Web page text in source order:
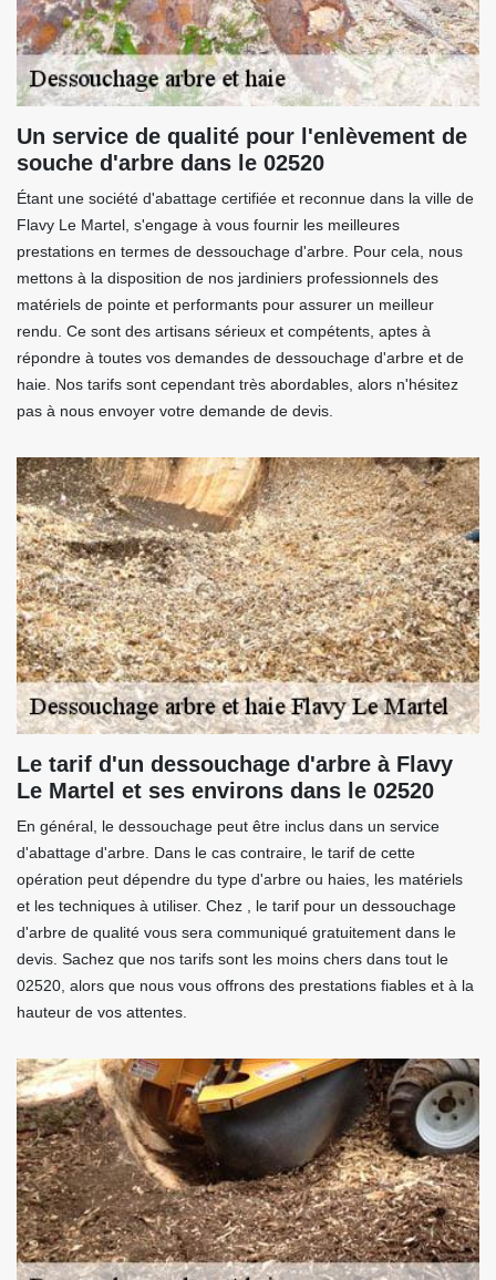
Un service de qualité pour l'enlèvement de
souche d'arbre dans le 02520
Étant une société d'abattage certifiée et reconnue dans la ville de
Flavy Le Martel, s'engage à vous fournir les meilleures
prestations en termes de dessouchage d'arbre. Pour cela, nous
mettons à la disposition de nos jardiniers professionnels des
matériels de pointe et performants pour assurer un meilleur
rendu. Ce sont des artisans sérieux et compétents, aptes à
répondre à toutes vos demandes de dessouchage d'arbre et de
haie. Nos tarifs sont cependant très abordables, alors n'hésitez
pas à nous envoyer votre demande de devis.
Le tarif d'un dessouchage d'arbre à Flavy
Le Martel et ses environs dans le 02520
En général, le dessouchage peut être inclus dans un service
d'abattage d'arbre. Dans le cas contraire, le tarif de cette
opération peut dépendre du type d'arbre ou haies, les matériels
et les techniques à utiliser. Chez , le tarif pour un dessouchage
d'arbre de qualité vous sera communiqué gratuitement dans le
devis. Sachez que nos tarifs sont les moins chers dans tout le
02520, alors que nous vous offrons des prestations fiables et à la
hauteur de vos attentes.